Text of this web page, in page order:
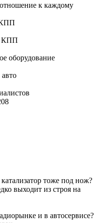
к каждому
КПП
КПП
оборудование
тоже под нож?
выходит из строя на
и в автосервисе?